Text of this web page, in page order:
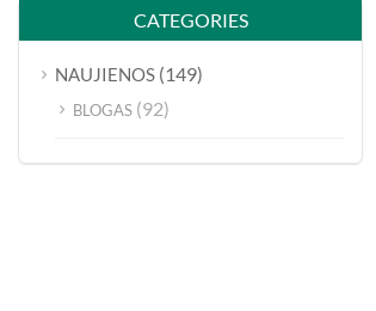
CATEGORIES
NAUJIENOS (149)
BLOGAS (92)